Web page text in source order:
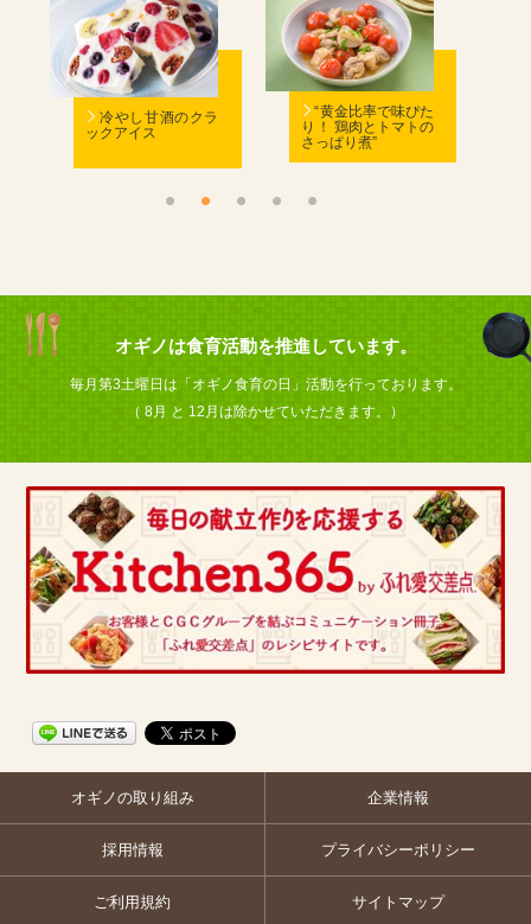
冷やし甘酒のクラ
ックアイス
“黄金比率で味ぴた
り！ 鶏肉とトマトの
さっぱり煮”
オギノは食育活動を推進しています。
毎月第3土曜日は「オギノ食育の日」活動を行っております。
（ 8月 と 12月は除かせていただきます。）
オギノの取り組み 企業情報
採用情報 プライバシーポリシー
ご利用規約 サイトマップ